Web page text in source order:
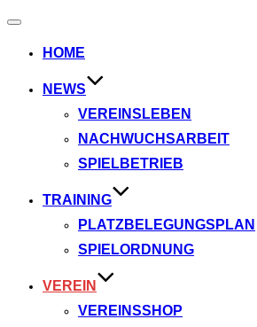
Navigation
HOME
NEWS
VEREINSLEBEN
NACHWUCHSARBEIT
SPIELBETRIEB
TRAINING
PLATZBELEGUNGSPLAN
SPIELORDNUNG
VEREIN
VEREINSSHOP